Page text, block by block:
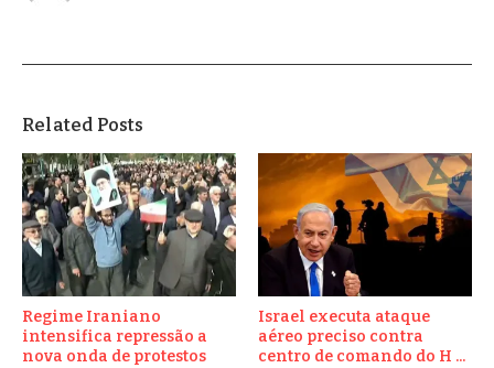
Related Posts
Regime Iraniano
intensifica repressão a
nova onda de protestos
Israel executa ataque
aéreo preciso contra
centro de comando do H ...